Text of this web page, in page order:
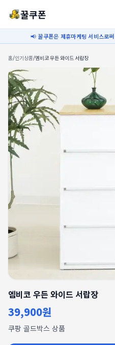
꿀쿠폰
📢 꿀쿠폰은 제휴마케팅 서비스로
홈/인기상품/엠비코 우든 와이드 서랍장
엠비코 우든 와이드 서랍장
39,900원
쿠팡 골드박스 상품